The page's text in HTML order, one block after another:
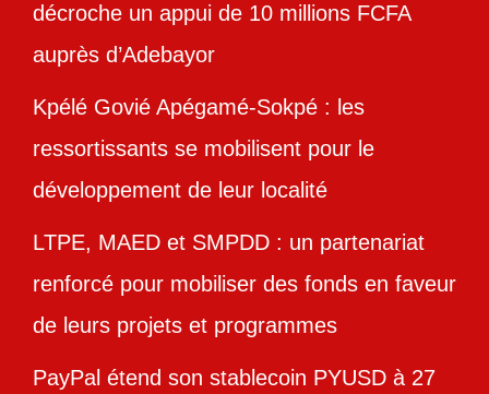
décroche un appui de 10 millions FCFA
auprès d’Adebayor
Kpélé Govié Apégamé-Sokpé : les
ressortissants se mobilisent pour le
développement de leur localité
LTPE, MAED et SMPDD : un partenariat
renforcé pour mobiliser des fonds en faveur
de leurs projets et programmes
PayPal étend son stablecoin PYUSD à 27